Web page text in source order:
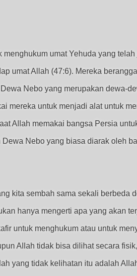
umat Yehuda yang
umat Allah (47:6). Mereka
Nebo yang merupakan dewa-
mereka untuk menjadi alat untuk
Allah memakai bangsa Persia
Nebo yang biasa diarak oleh
kita sembah sama sekali berbeda
hanya mengerti apa yang akan
untuk menghukum atau untuk
Allah tidak bisa dilihat secara
yang tidak kelihatan itu adalah